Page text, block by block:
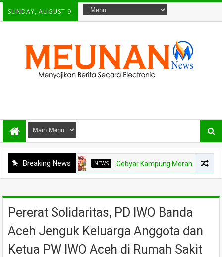
SUNDAY, AUGUST 9.
Breaking News
NEWS Gebyar Kampung Merah Putih Berhadiah
Pererat Solidaritas, PD IWO Banda
Aceh Jenguk Keluarga Anggota dan
Ketua PW IWO Aceh di Rumah Sakit